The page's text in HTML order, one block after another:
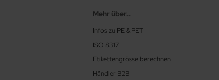
Mehr über...
Infos zu PE & PET
ISO 8317
Etikettengrösse berechnen
Händler B2B